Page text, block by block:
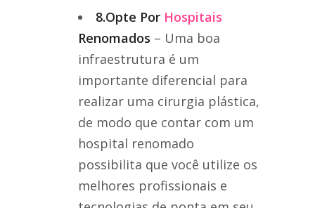
8.Opte Por Hospitais
Renomados – Uma boa
infraestrutura é um
importante diferencial para
realizar uma cirurgia plástica,
de modo que contar com um
hospital renomado
possibilita que você utilize os
melhores profissionais e